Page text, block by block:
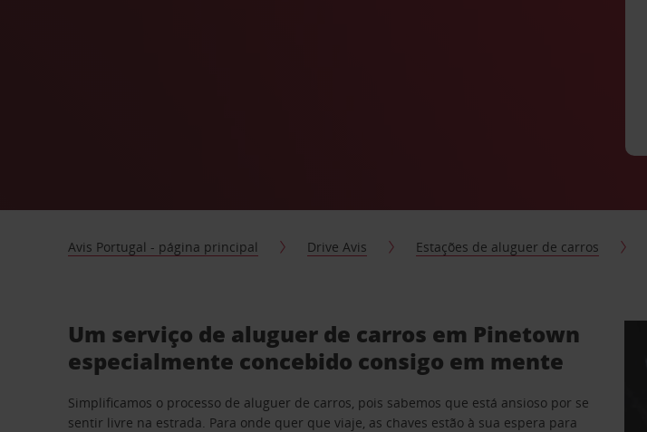
Avis Portugal - página principal Drive Avis Estações de aluguer de carros
Um serviço de aluguer de carros em Pinetown
especialmente concebido consigo em mente
Simplificamos o processo de aluguer de carros, pois sabemos que está ansioso por se
sentir livre na estrada. Para onde quer que viaje, as chaves estão à sua espera para